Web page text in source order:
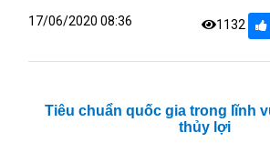
17/06/2020 08:36 1132
Tiêu chuẩn quốc gia trong lĩnh
thủy lợi